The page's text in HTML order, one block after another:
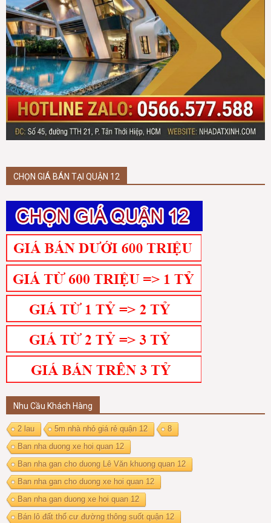
CHỌN GIÁ BÁN TẠI QUẬN 12
Nhu Cầu Khách Hàng
2 lau 5m nhà nhỏ giá rẻ quận 12
8
Ban nha duong xe hoi quan 12
Ban nha gan cho duong Lê Văn khuong quan 12
Ban nha gan cho duong xe hoi quan 12
Ban nha gan duong xe hoi quan 12
Bán lô đất thổ cư đường thông suốt quận 12